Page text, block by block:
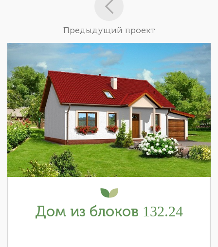
Предыдущий проект
Дом из блоков 132.24